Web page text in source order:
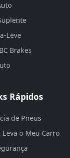
Leve
Brakes
Rápidos
de Pneus
Leva o Meu Carro